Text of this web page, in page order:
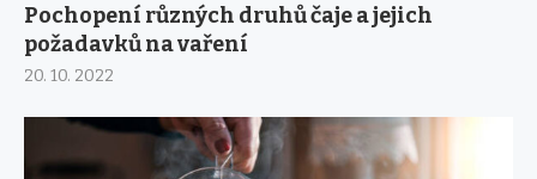
Pochopení různých druhů čaje a jejich
požadavků na vaření
20. 10. 2022